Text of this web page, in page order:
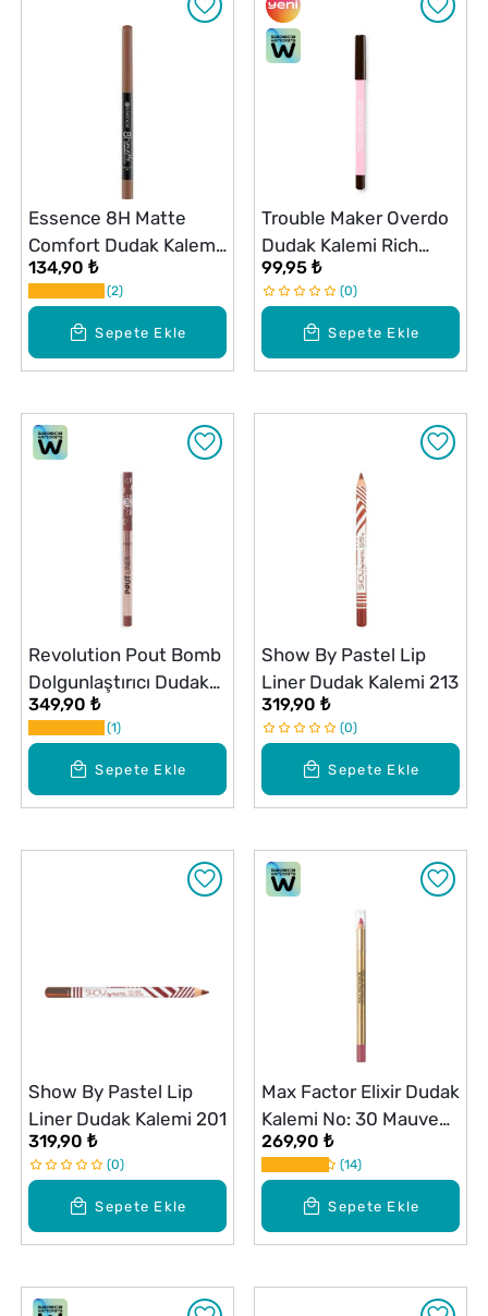
Sepete Ekle
Essence 8H Matte
Comfort Dudak Kalemi
10
134,90 ₺
2
Sepete Ekle
Trouble Maker Overdo
Dudak Kalemi Rich
Kahve
99,95 ₺
0
Sepete Ekle
Revolution Pout Bomb
Dolgunlaştırıcı Dudak
Kalemi Cool Nude
349,90 ₺
1
Sepete Ekle
Show By Pastel Lip
Liner Dudak Kalemi 213
319,90 ₺
0
Sepete Ekle
Show By Pastel Lip
Liner Dudak Kalemi 201
319,90 ₺
0
Sepete Ekle
Max Factor Elixir Dudak
Kalemi No: 30 Mauve
Moment
269,90 ₺
14